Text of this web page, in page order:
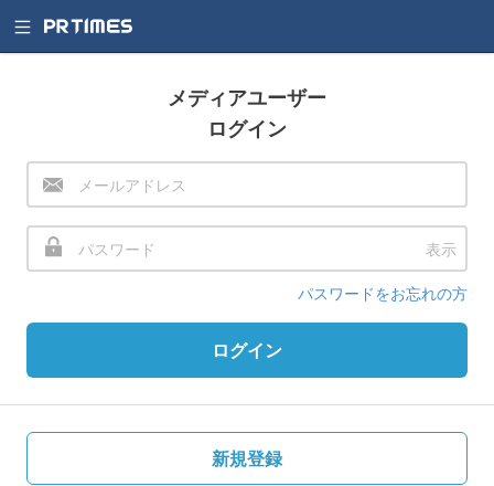
メディアユーザー
ログイン
表示
パスワードをお忘れの方
ログイン
新規登録